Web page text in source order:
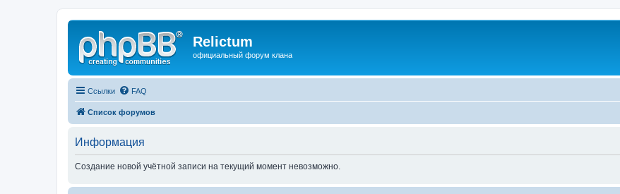
Relictum
официальный форум клана
Ссылки FAQ
Список форумов
Информация
Создание новой учётной записи на текущий момент невозможно.